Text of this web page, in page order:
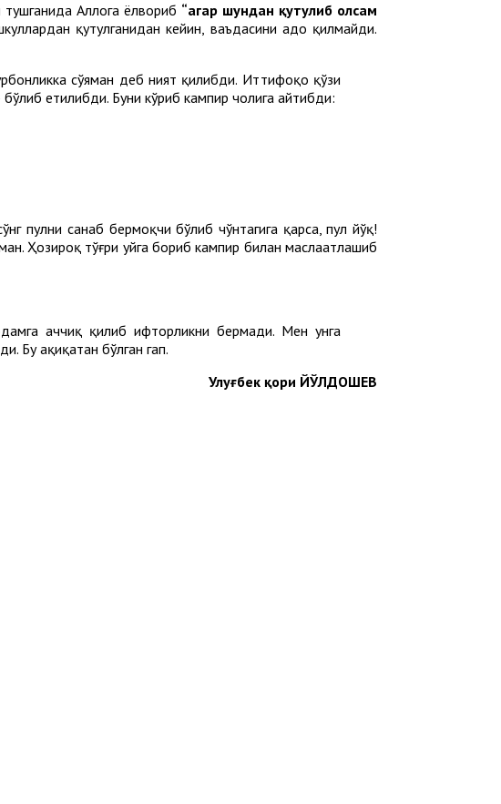
Аллоҳга ёлвориб “агар шундан қутулиб олсам
қутулганидан кейин, ваъдасини адо қилмайди.
сўяман деб ният қилибди. Иттифоқо қўзи
етилибди. Буни кўриб кампир чолига айтибди:
пулни санаб бермоқчи бўлиб чўнтагига қарса, пул йўқ!
Ҳозироқ тўғри уйга бориб кампир билан маслаҳатлашиб
аччиқ қилиб ифторликни бермади. Мен унга
Бу ҳақиқатан бўлган гап.
Улуғбек қори ЙЎЛДОШЕВ